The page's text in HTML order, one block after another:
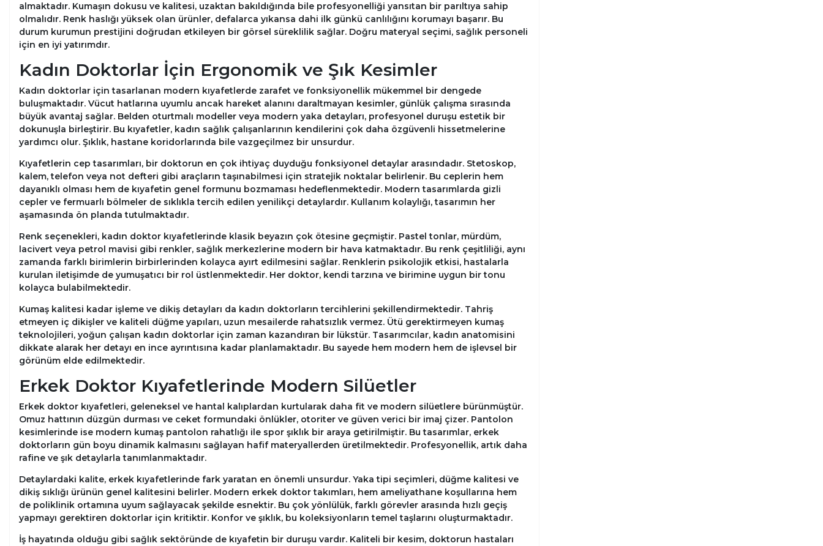
almaktadır. Kumaşın dokusu ve kalitesi, uzaktan bakıldığında bile profesyonelliği yansıtan bir parıltıya sahip
olmalıdır. Renk haslığı yüksek olan ürünler, defalarca yıkansa dahi ilk günkü canlılığını korumayı başarır. Bu
durum kurumun prestijini doğrudan etkileyen bir görsel süreklilik sağlar. Doğru materyal seçimi, sağlık personeli
için en iyi yatırımdır.
Kadın Doktorlar İçin Ergonomik ve Şık Kesimler
Kadın doktorlar için tasarlanan modern kıyafetlerde zarafet ve fonksiyonellik mükemmel bir dengede
buluşmaktadır. Vücut hatlarına uyumlu ancak hareket alanını daraltmayan kesimler, günlük çalışma sırasında
büyük avantaj sağlar. Belden oturtmalı modeller veya modern yaka detayları, profesyonel duruşu estetik bir
dokunuşla birleştirir. Bu kıyafetler, kadın sağlık çalışanlarının kendilerini çok daha özgüvenli hissetmelerine
yardımcı olur. Şıklık, hastane koridorlarında bile vazgeçilmez bir unsurdur.
Kıyafetlerin cep tasarımları, bir doktorun en çok ihtiyaç duyduğu fonksiyonel detaylar arasındadır. Stetoskop,
kalem, telefon veya not defteri gibi araçların taşınabilmesi için stratejik noktalar belirlenir. Bu ceplerin hem
dayanıklı olması hem de kıyafetin genel formunu bozmaması hedeflenmektedir. Modern tasarımlarda gizli
cepler ve fermuarlı bölmeler de sıklıkla tercih edilen yenilikçi detaylardır. Kullanım kolaylığı, tasarımın her
aşamasında ön planda tutulmaktadır.
Renk seçenekleri, kadın doktor kıyafetlerinde klasik beyazın çok ötesine geçmiştir. Pastel tonlar, mürdüm,
lacivert veya petrol mavisi gibi renkler, sağlık merkezlerine modern bir hava katmaktadır. Bu renk çeşitliliği, aynı
zamanda farklı birimlerin birbirlerinden kolayca ayırt edilmesini sağlar. Renklerin psikolojik etkisi, hastalarla
kurulan iletişimde de yumuşatıcı bir rol üstlenmektedir. Her doktor, kendi tarzına ve birimine uygun bir tonu
kolayca bulabilmektedir.
Kumaş kalitesi kadar işleme ve dikiş detayları da kadın doktorların tercihlerini şekillendirmektedir. Tahriş
etmeyen iç dikişler ve kaliteli düğme yapıları, uzun mesailerde rahatsızlık vermez. Ütü gerektirmeyen kumaş
teknolojileri, yoğun çalışan kadın doktorlar için zaman kazandıran bir lükstür. Tasarımcılar, kadın anatomisini
dikkate alarak her detayı en ince ayrıntısına kadar planlamaktadır. Bu sayede hem modern hem de işlevsel bir
görünüm elde edilmektedir.
Erkek Doktor Kıyafetlerinde Modern Silüetler
Erkek doktor kıyafetleri, geleneksel ve hantal kalıplardan kurtularak daha fit ve modern silüetlere bürünmüştür.
Omuz hattının düzgün durması ve ceket formundaki önlükler, otoriter ve güven verici bir imaj çizer. Pantolon
kesimlerinde ise modern kumaş pantolon rahatlığı ile spor şıklık bir araya getirilmiştir. Bu tasarımlar, erkek
doktorların gün boyu dinamik kalmasını sağlayan hafif materyallerden üretilmektedir. Profesyonellik, artık daha
rafine ve şık detaylarla tanımlanmaktadır.
Detaylardaki kalite, erkek kıyafetlerinde fark yaratan en önemli unsurdur. Yaka tipi seçimleri, düğme kalitesi ve
dikiş sıklığı ürünün genel kalitesini belirler. Modern erkek doktor takımları, hem ameliyathane koşullarına hem
de poliklinik ortamına uyum sağlayacak şekilde esnektir. Bu çok yönlülük, farklı görevler arasında hızlı geçiş
yapmayı gerektiren doktorlar için kritiktir. Konfor ve şıklık, bu koleksiyonların temel taşlarını oluşturmaktadır.
İş hayatında olduğu gibi sağlık sektöründe de kıyafetin bir duruşu vardır. Kaliteli bir kesim, doktorun hastaları